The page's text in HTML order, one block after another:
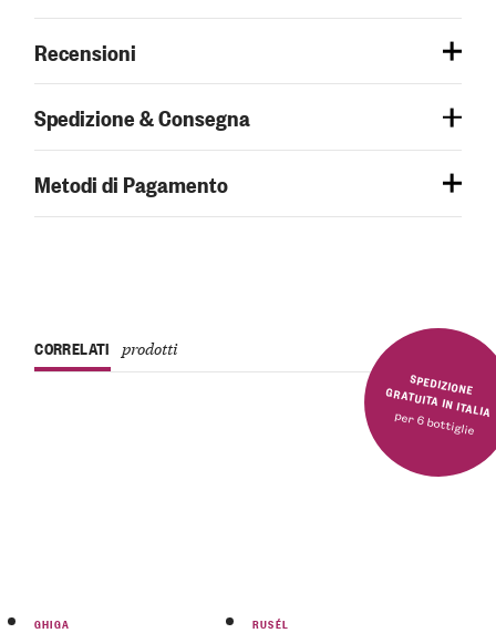
Recensioni
Spedizione & Consegna
Metodi di Pagamento
SPEDIZIONE GRATUITA IN ITALIA
per 6 bottiglie
CORRELATI prodotti
GHIGA RUSÉL